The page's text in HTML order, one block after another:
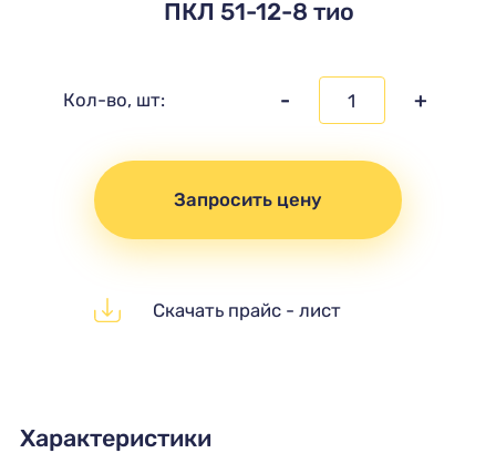
ПКЛ 51-12-8 тио
Кол-во, шт: - +
Запросить цену
Скачать прайс - лист
Характеристики